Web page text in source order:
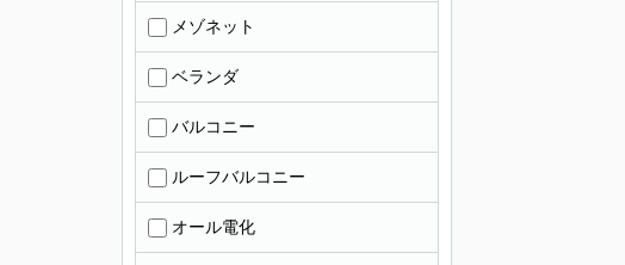
メゾネット
ベランダ
バルコニー
ルーフバルコニー
オール電化